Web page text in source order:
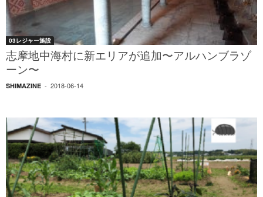
03レジャー施設
志摩地中海村に新エリアが追加〜アルハンブラゾ
ーン〜
SHIMAZINE - 2018-06-14